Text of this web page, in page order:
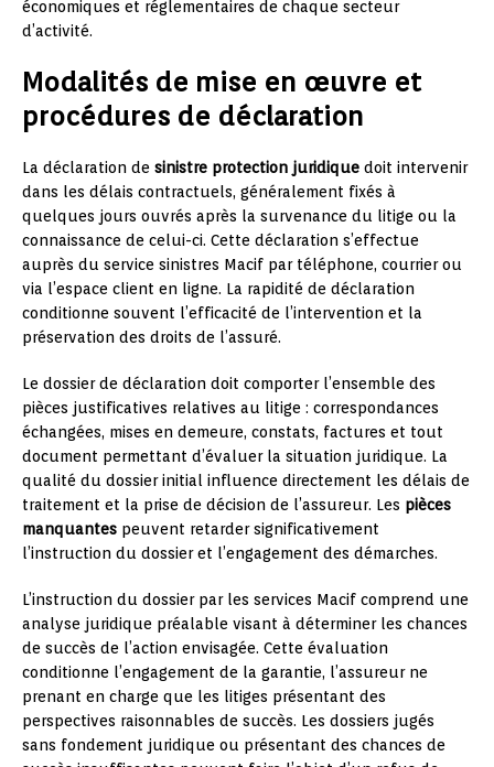
économiques et réglementaires de chaque secteur
d’activité.
Modalités de mise en œuvre et
procédures de déclaration
La déclaration de sinistre protection juridique doit intervenir
dans les délais contractuels, généralement fixés à
quelques jours ouvrés après la survenance du litige ou la
connaissance de celui-ci. Cette déclaration s’effectue
auprès du service sinistres Macif par téléphone, courrier ou
via l’espace client en ligne. La rapidité de déclaration
conditionne souvent l’efficacité de l’intervention et la
préservation des droits de l’assuré.
Le dossier de déclaration doit comporter l’ensemble des
pièces justificatives relatives au litige : correspondances
échangées, mises en demeure, constats, factures et tout
document permettant d’évaluer la situation juridique. La
qualité du dossier initial influence directement les délais de
traitement et la prise de décision de l’assureur. Les pièces
manquantes peuvent retarder significativement
l’instruction du dossier et l’engagement des démarches.
L’instruction du dossier par les services Macif comprend une
analyse juridique préalable visant à déterminer les chances
de succès de l’action envisagée. Cette évaluation
conditionne l’engagement de la garantie, l’assureur ne
prenant en charge que les litiges présentant des
perspectives raisonnables de succès. Les dossiers jugés
sans fondement juridique ou présentant des chances de